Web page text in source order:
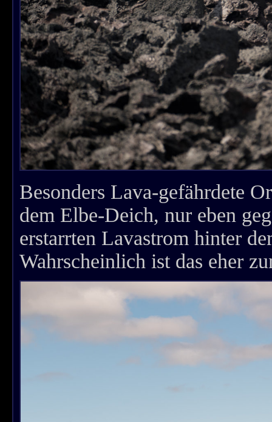
Besonders Lava-gefährdete
dem Elbe-Deich, nur eben
erstarrten Lavastrom hinter
Wahrscheinlich ist das eher